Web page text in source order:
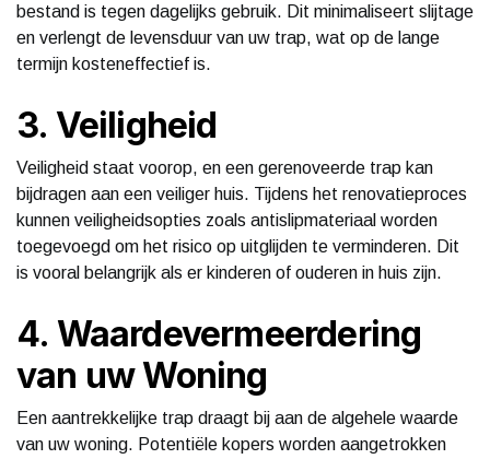
bestand is tegen dagelijks gebruik. Dit minimaliseert slijtage
en verlengt de levensduur van uw trap, wat op de lange
termijn kosteneffectief is.
3. Veiligheid
Veiligheid staat voorop, en een gerenoveerde trap kan
bijdragen aan een veiliger huis. Tijdens het renovatieproces
kunnen veiligheidsopties zoals antislipmateriaal worden
toegevoegd om het risico op uitglijden te verminderen. Dit
is vooral belangrijk als er kinderen of ouderen in huis zijn.
4. Waardevermeerdering
van uw Woning
Een aantrekkelijke trap draagt bij aan de algehele waarde
van uw woning. Potentiële kopers worden aangetrokken